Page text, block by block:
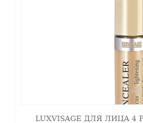
LUXVISAGE ДЛЯ ЛИЦА 4